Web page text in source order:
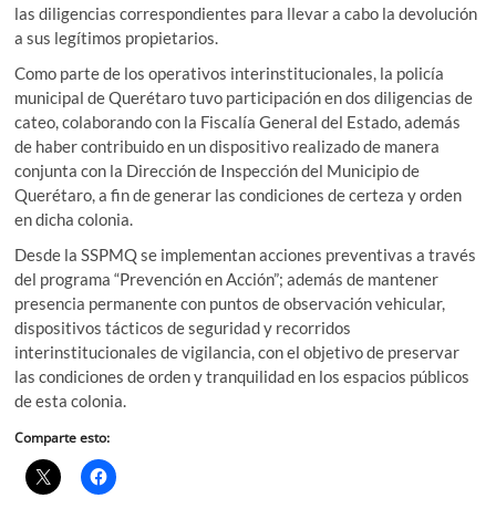
las diligencias correspondientes para llevar a cabo la devolución
a sus legítimos propietarios.
Como parte de los operativos interinstitucionales, la policía
municipal de Querétaro tuvo participación en dos diligencias de
cateo, colaborando con la Fiscalía General del Estado, además
de haber contribuido en un dispositivo realizado de manera
conjunta con la Dirección de Inspección del Municipio de
Querétaro, a fin de generar las condiciones de certeza y orden
en dicha colonia.
Desde la SSPMQ se implementan acciones preventivas a través
del programa “Prevención en Acción”; además de mantener
presencia permanente con puntos de observación vehicular,
dispositivos tácticos de seguridad y recorridos
interinstitucionales de vigilancia, con el objetivo de preservar
las condiciones de orden y tranquilidad en los espacios públicos
de esta colonia.
Comparte esto: